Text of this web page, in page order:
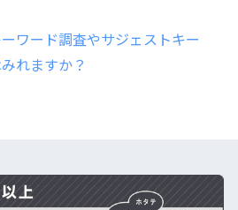
ワード調査やサジェストキー
れますか？